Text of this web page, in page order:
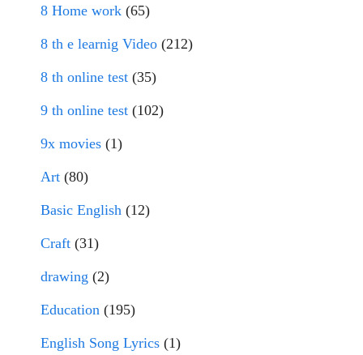
8 Home work (65)
8 th e learnig Video (212)
8 th online test (35)
9 th online test (102)
9x movies (1)
Art (80)
Basic English (12)
Craft (31)
drawing (2)
Education (195)
English Song Lyrics (1)